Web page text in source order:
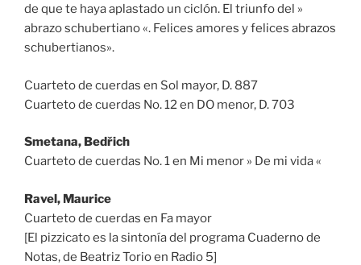
de que te haya aplastado un ciclón. El triunfo del »
abrazo schubertiano «. Felices amores y felices abrazos
schubertianos».
Cuarteto de cuerdas en Sol mayor, D. 887
Cuarteto de cuerdas No. 12 en DO menor, D. 703
Smetana, Bedřich
Cuarteto de cuerdas No. 1 en Mi menor » De mi vida «
Ravel, Maurice
Cuarteto de cuerdas en Fa mayor
[El pizzicato es la sintonía del programa Cuaderno de
Notas, de Beatriz Torio en Radio 5]